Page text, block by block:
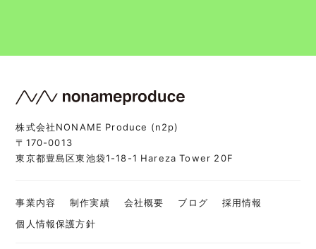
株式会社NONAME Produce (n2p)
〒170-0013
東京都豊島区東池袋1-18-1 Hareza Tower 20F
事業内容 制作実績 会社概要 ブログ
採用情報
個人情報保護方針